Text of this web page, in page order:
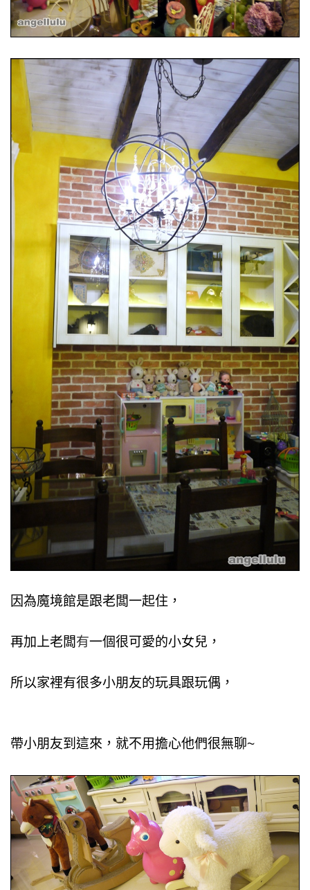
因為魔境館是跟老闆一起住，
再加上老闆有一個很可愛的小女兒，
所以家裡有很多小朋友的玩具跟玩偶，
帶小朋友到這來，就不用擔心他們很無聊~